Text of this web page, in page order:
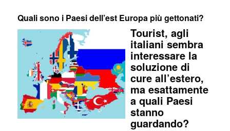
Quali sono i Paesi dell’est Europa più gettonati?
Tourist, agli
italiani sembra
interessare la
soluzione di
cure all’estero,
ma esattamente
a quali Paesi
stanno
guardando?